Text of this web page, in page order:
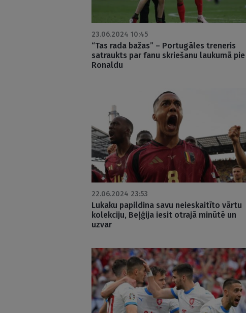
23.06.2024 10:45
“Tas rada bažas” – Portugāles treneris
satraukts par fanu skriešanu laukumā pie
Ronaldu
22.06.2024 23:53
Lukaku papildina savu neieskaitīto vārtu
kolekciju, Beļģija iesit otrajā minūtē un
uzvar